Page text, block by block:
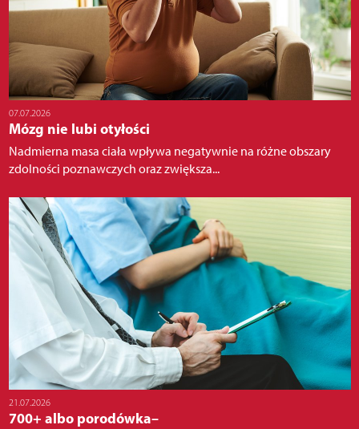
07.07.2026
Mózg nie lubi otyłości
Nadmierna masa ciała wpływa negatywnie na różne obszary
zdolności poznawczych oraz zwiększa...
21.07.2026
700+ albo porodówka–